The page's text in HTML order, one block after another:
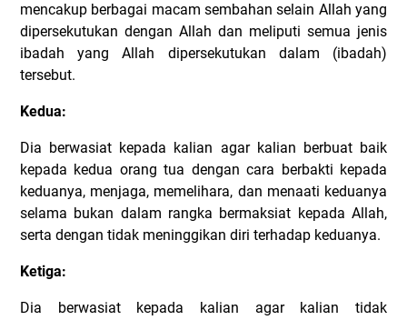
mencakup berbagai macam sembahan selain Allah yang
dipersekutukan dengan Allah dan meliputi semua jenis
ibadah yang Allah dipersekutukan dalam (ibadah)
tersebut.
Kedua:
Dia berwasiat kepada kalian agar kalian berbuat baik
kepada kedua orang tua dengan cara berbakti kepada
keduanya, menjaga, memelihara, dan menaati keduanya
selama bukan dalam rangka bermaksiat kepada Allah,
serta dengan tidak meninggikan diri terhadap keduanya.
Ketiga:
Dia berwasiat kepada kalian agar kalian tidak